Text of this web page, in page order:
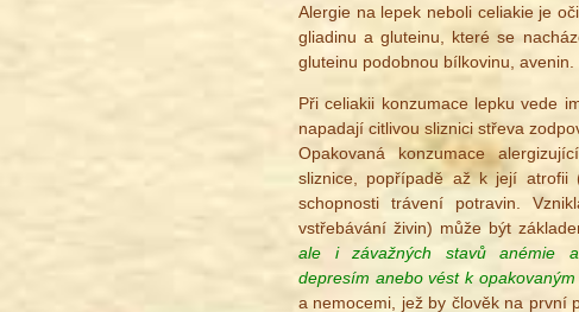
Alergie na lepek neboli celiakie je
gliadinu a gluteinu, které se
gluteinu podobnou bílkovinu, avenin.
Při celiakii konzumace lepku vede
napadají citlivou sliznici střeva
Opakovaná konzumace
sliznice, popřípadě až k její atrofii
schopnosti trávení potravin.
vstřebávání živin) může být
ale i závažných stavů anémie a
depresím anebo vést k
a nemocemi, jež by člověk na první